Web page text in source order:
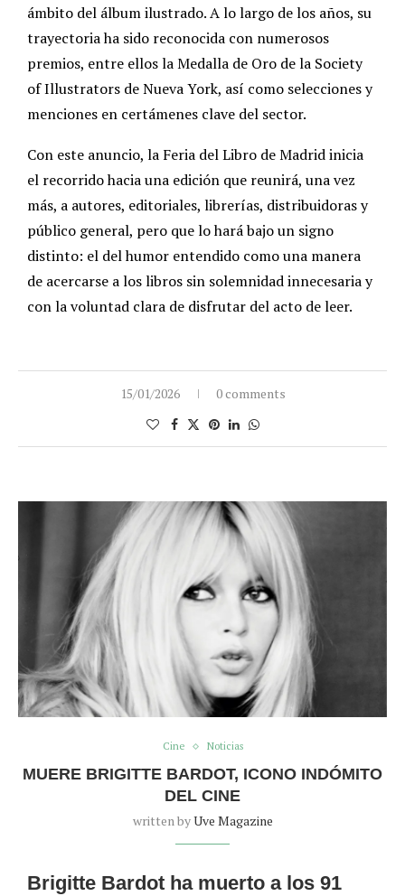
ámbito del álbum ilustrado. A lo largo de los años, su
trayectoria ha sido reconocida con numerosos
premios, entre ellos la Medalla de Oro de la Society
of Illustrators de Nueva York, así como selecciones y
menciones en certámenes clave del sector.
Con este anuncio, la Feria del Libro de Madrid inicia
el recorrido hacia una edición que reunirá, una vez
más, a autores, editoriales, librerías, distribuidoras y
público general, pero que lo hará bajo un signo
distinto: el del humor entendido como una manera
de acercarse a los libros sin solemnidad innecesaria y
con la voluntad clara de disfrutar del acto de leer.
15/01/2026 0 comments
Cine Noticias
MUERE BRIGITTE BARDOT, ICONO INDÓMITO
DEL CINE
written byUve Magazine
Brigitte Bardot ha muerto a los 91